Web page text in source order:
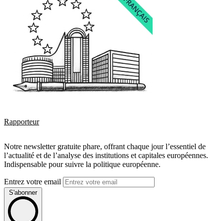
Rapporteur
Notre newsletter gratuite phare, offrant chaque jour l’essentiel de
l’actualité et de l’analyse des institutions et capitales européennes.
Indispensable pour suivre la politique européenne.
Entrez votre email
S'abonner